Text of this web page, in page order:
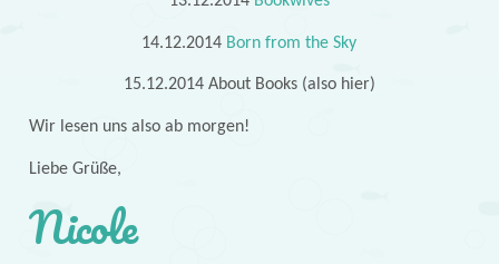
14.12.2014 Born from the Sky
15.12.2014 About Books (also hier)
Wir lesen uns also ab morgen!
Liebe Grüße,
Nicole